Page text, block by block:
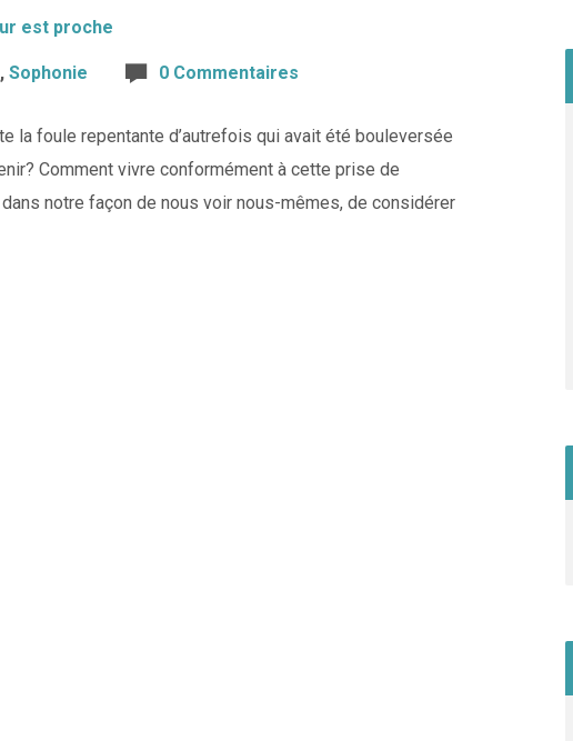
est proche
, Sophonie 0 Commentaires
la foule repentante d’autrefois qui avait été bouleversée
Comment vivre conformément à cette prise de
notre façon de nous voir nous-mêmes, de considérer